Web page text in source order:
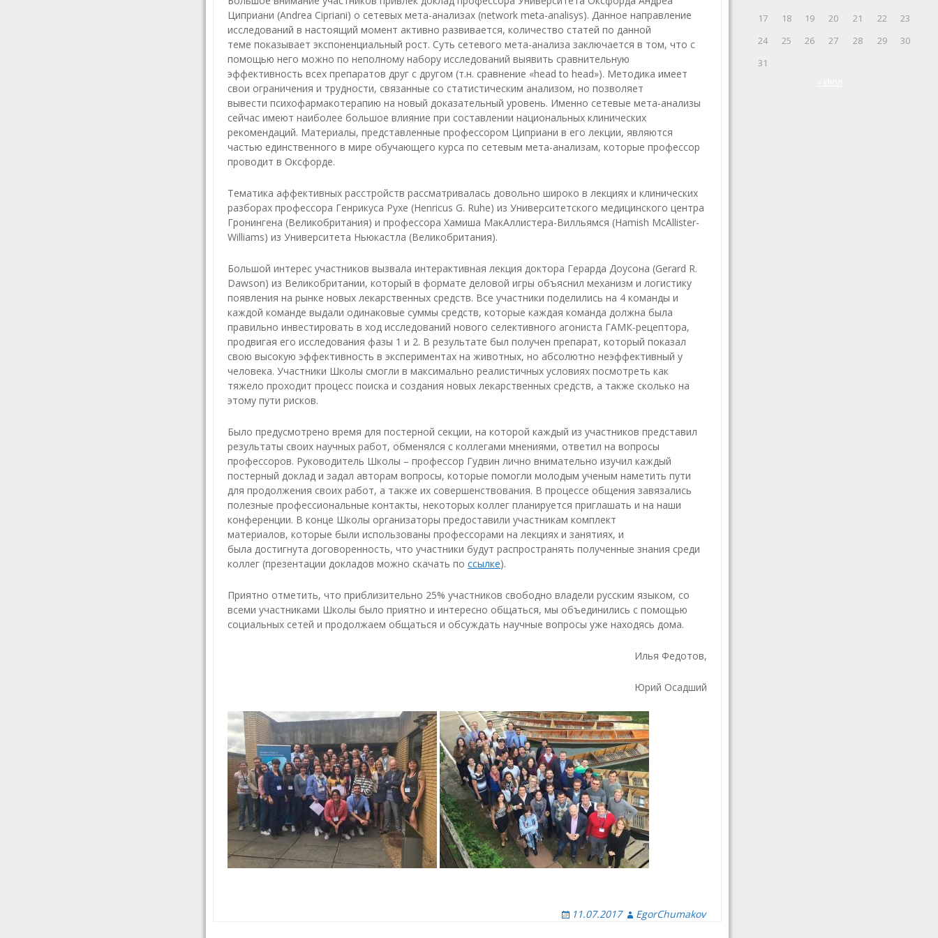
17
18 19 20 21 22
23
24
25 26 27 28 29
30
31
Циприани (Andrea Cipriani) о сетевых мета-анализах (network meta-analisys). Данное направление
исследований в настоящий момент активно развивается, количество статей по данной
теме показывает экспоненциальный рост. Суть сетевого мета-анализа заключается в том, что с
помощью него можно по неполному набору исследований выявить сравнительную
эффективность всех препаратов друг с другом (т.н. сравнение «head to head»). Методика имеет
свои ограничения и трудности, связанные со статистическим анализом, но позволяет
вывести психофармакотерапию на новый доказательный уровень. Именно сетевые мета-анализы
сейчас имеют наиболее большое влияние при составлении национальных клинических
рекомендаций. Материалы, представленные профессором Циприани в его лекции, являются
частью единственного в мире обучающего курса по сетевым мета-анализам, которые профессор
проводит в Оксфорде.
Тематика аффективных расстройств рассматривалась довольно широко в лекциях и клинических
разборах профессора Генрикуса Рухе (Henricus G. Ruhe) из Университетского медицинского центра
Гронингена (Великобритания) и профессора Хамиша МакАллистера-Вилльямся (Hamish McAllister-
Williams) из Университета Ньюкастла (Великобритания).
Большой интерес участников вызвала интерактивная лекция доктора Герарда Доусона (Gerard R.
Dawson) из Великобритании, который в формате деловой игры объяснил механизм и логистику
появления на рынке новых лекарственных средств. Все участники поделились на 4 команды и
каждой команде выдали одинаковые суммы средств, которые каждая команда должна была
правильно инвестировать в ход исследований нового селективного агониста ГАМК-рецептора,
продвигая его исследования фазы 1 и 2. В результате был получен препарат, который показал
свою высокую эффективность в экспериментах на животных, но абсолютно неэффективный у
человека. Участники Школы смогли в максимально реалистичных условиях посмотреть как
тяжело проходит процесс поиска и создания новых лекарственных средств, а также сколько на
этому пути рисков.
Было предусмотрено время для постерной секции, на которой каждый из участников представил
результаты своих научных работ, обменялся с коллегами мнениями, ответил на вопросы
профессоров. Руководитель Школы – профессор Гудвин лично внимательно изучил каждый
постерный доклад и задал авторам вопросы, которые помогли молодым ученым наметить пути
для продолжения своих работ, а также их совершенствования. В процессе общения завязались
полезные профессиональные контакты, некоторых коллег планируется приглашать и на наши
конференции. В конце Школы организаторы предоставили участникам комплект
материалов, которые были использованы профессорами на лекциях и занятиях, и
была достигнута договоренность, что участники будут распространять полученные знания среди
коллег (презентации докладов можно скачать по ссылке).
Приятно отметить, что приблизительно 25% участников свободно владели русским языком, со
всеми участниками Школы было приятно и интересно общаться, мы объединились с помощью
социальных сетей и продолжаем общаться и обсуждать научные вопросы уже находясь дома.
Илья Федотов,
Юрий Осадший
11.07.2017 EgorChumakov